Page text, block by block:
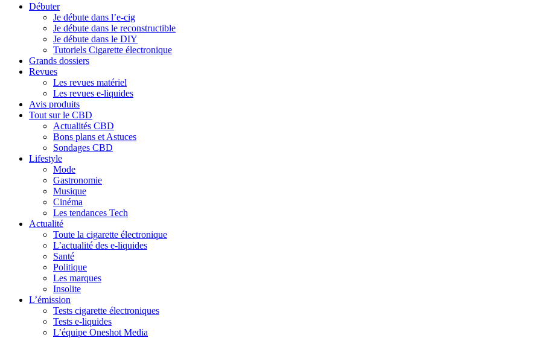
Débuter
Je débute dans l’e-cig
Je débute dans le reconstructible
Je débute dans le DIY
Tutoriels Cigarette électronique
Grands dossiers
Revues
Les revues matériel
Les revues e-liquides
Avis produits
Tout sur le CBD
Actualités CBD
Bons plans et Astuces
Sondages CBD
Lifestyle
Mode
Gastronomie
Musique
Cinéma
Les tendances Tech
Actualité
Toute la cigarette électronique
L’actualité des e-liquides
Santé
Politique
Les marques
Insolite
L’émission
Tests cigarette électroniques
Tests e-liquides
L’équipe Oneshot Media